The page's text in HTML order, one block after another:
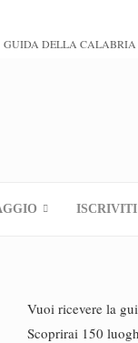
GUIDA DELLA CALABRIA
Vuoi ricevere la
Scoprirai 150